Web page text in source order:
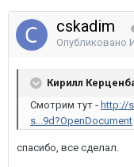
cskadim
Опубликовано
Кирилл
Смотрим тут - http://
s...9d?OpenDocument
спасибо, все сделал.